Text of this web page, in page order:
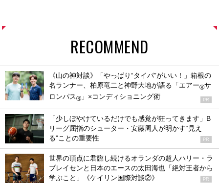
RECOMMEND
《山の神対談》「やっぱり“タイパ”がいい！」箱根の
名ランナー、柏原竜二と神野大地が語る「エアー®サ
ロンパス® 」×コンディショニング術 PR
「少しぼやけているだけでも感覚が狂ってきます」B
リーグ屈指のシューター・安藤周人が明かす“見え
る”ことの重要性
PR
世界の頂点に君臨し続けるオランダの超人ハリー・ラ
ブレイセンと日本のエースの太田海也「絶対王者から
学ぶこと」《ケイリン国際対談②》
PR